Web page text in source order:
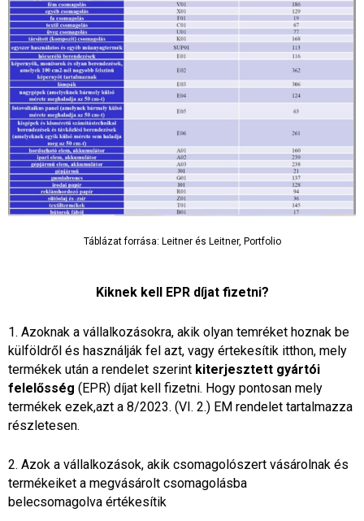
Táblázat forrása: Leitner és Leitner, Portfolio
Kiknek kell EPR díjat fizetni?
1. Azoknak a vállalkozásokra, akik olyan temréket hoznak be
külföldről és használják fel azt, vagy értekesítik itthon, mely
termékek után a rendelet szerint kiterjesztett gyártói
felelősség (EPR) díjat kell fizetni. Hogy pontosan mely
termékek ezek,azt a 8/2023. (VI. 2.) EM rendelet tartalmazza
részletesen.
2. Azok a vállalkozások, akik csomagolószert vásárolnak és
termékeiket a megvásárolt csomagolásba
belecsomagolva értékesítik